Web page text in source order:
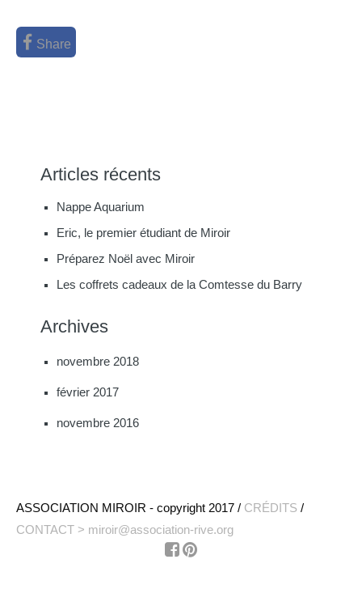
Share
Articles récents
Nappe Aquarium
Eric, le premier étudiant de Miroir
Préparez Noël avec Miroir
Les coffrets cadeaux de la Comtesse du Barry
Archives
novembre 2018
février 2017
novembre 2016
ASSOCIATION MIROIR - copyright 2017 / CRÉDITS /
CONTACT > miroir@association-rive.org